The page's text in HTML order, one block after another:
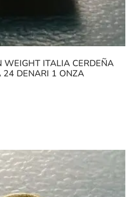
WEIGHT ITALIA CERDEÑA
24 DENARI 1 ONZA